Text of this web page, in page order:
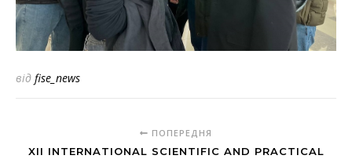
від fise_news
ПОПЕРЕДНЯ
XII INTERNATIONAL SCIENTIFIC AND PRACTICAL